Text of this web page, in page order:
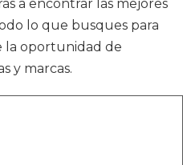
a encontrar las mejores
lo que busques para
la oportunidad de
y marcas.